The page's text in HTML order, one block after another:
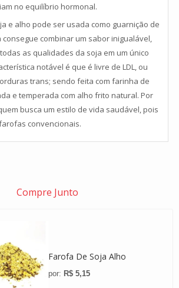
no equilíbrio hormonal.
e alho pode ser usada como guarnição de
combinar um sabor inigualável,
as qualidades da soja em um único
notável é que é livre de LDL, ou
trans; sendo feita com farinha de
e temperada com alho frito natural. Por
busca um estilo de vida saudável, pois
convencionais.
Compre Junto
Farofa De Soja Alho
R$ 5,15